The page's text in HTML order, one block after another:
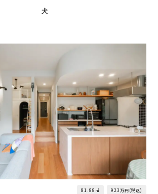
犬
81.88㎡ 923万円(税込)